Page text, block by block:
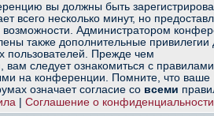
вы должны быть
всего несколько минут, но
Администратором
также дополнительные привилегии
пользователей. Прежде чем
вам следует ознакомиться с
на конференции. Помните, что ваше
означает согласие со всеми
| Соглашение о конфиденциальности